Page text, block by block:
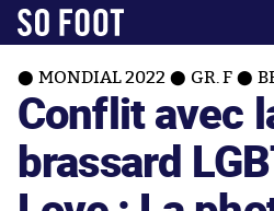
MONDIAL 2022 GR. F
Conflit avec
brassard